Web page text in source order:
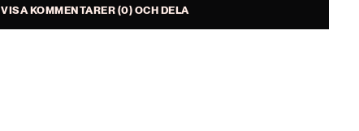
VISA KOMMENTARER (0) OCH DELA